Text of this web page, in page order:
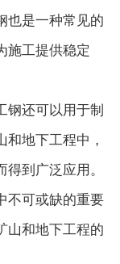
也是一种常见的
施工提供稳定
钢还可以用于制
地下工程中，
到广泛应用。
不可或缺的重要
山和地下工程的